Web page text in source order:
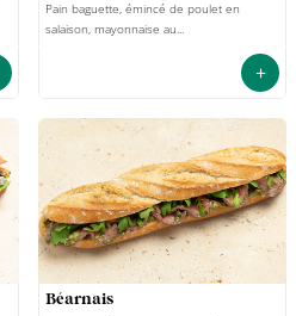
Pain baguette, émincé de poulet en
salaison, mayonnaise au...
+
béarnais